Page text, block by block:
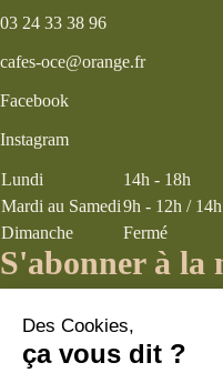
03 24 33 38 96
cafes-oce@orange.fr
Facebook
Instagram
Lundi
14h - 18h
Mardi au Samedi9h - 12h /
Dimanche
Fermé
S'abonner à la
J’accepte les